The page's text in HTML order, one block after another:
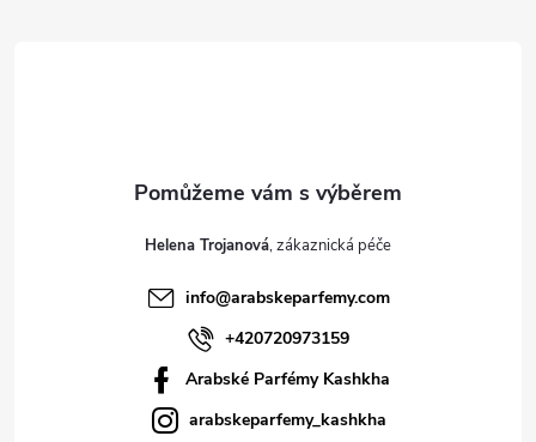
Helena Trojanová
info@arabskeparfemy.com
+420720973159
Arabské Parfémy Kashkha
arabskeparfemy_kashkha